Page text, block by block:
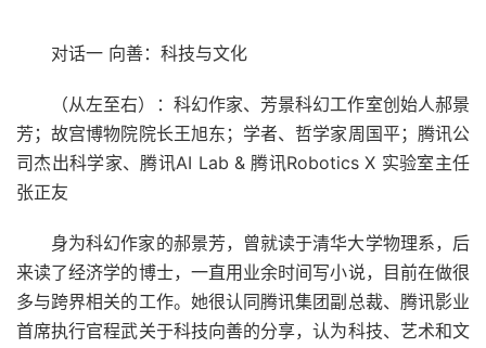
对话一 向善：科技与文化
（从左至右）：科幻作家、芳景科幻工作室创始人郝景
芳；故宫博物院院长王旭东；学者、哲学家周国平；腾讯公
司杰出科学家、腾讯AI Lab & 腾讯Robotics X 实验室主任
张正友
身为科幻作家的郝景芳，曾就读于清华大学物理系，后
来读了经济学的博士，一直用业余时间写小说，目前在做很
多与跨界相关的工作。她很认同腾讯集团副总裁、腾讯影业
首席执行官程武关于科技向善的分享，认为科技、艺术和文